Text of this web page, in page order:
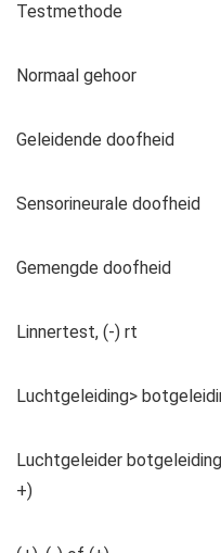
Testmethode
Normaal gehoor
Geleidende doofheid
Sensorineurale doofheid
Gemengde doofheid
Linnertest, (-) rt
Luchtgeleiding>
Luchtgeleider
+)